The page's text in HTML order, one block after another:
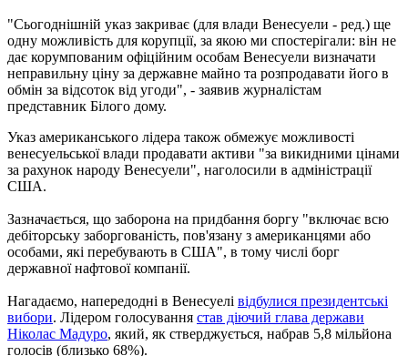
"Сьогоднішній указ закриває (для влади Венесуели - ред.) ще
одну можливість для корупції, за якою ми спостерігали: він не
дає корумпованим офіційним особам Венесуели визначати
неправильну ціну за державне майно та розпродавати його в
обмін за відсоток від угоди", - заявив журналістам
представник Білого дому.
Указ американського лідера також обмежує можливості
венесуельської влади продавати активи "за викидними цінами
за рахунок народу Венесуели", наголосили в адміністрації
США.
Зазначається, що заборона на придбання боргу "включає всю
дебіторську заборгованість, пов'язану з американцями або
особами, які перебувають в США", в тому числі борг
державної нафтової компанії.
Нагадаємо, напередодні в Венесуелі відбулися президентські
вибори. Лідером голосування став діючий глава держави
Ніколас Мадуро, який, як стверджується, набрав 5,8 мільйона
голосів (близько 68%).